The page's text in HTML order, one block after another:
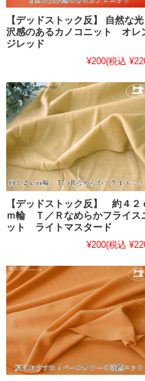
【デッドストック反】 自然な光
沢感のあるカノコニット オレ
ジレッド
¥200(税込
【デッドストック反】 約４２
ｍ輪 Ｔ／Ｒなめらかフライス
ット ライトマスタード
¥200(税込